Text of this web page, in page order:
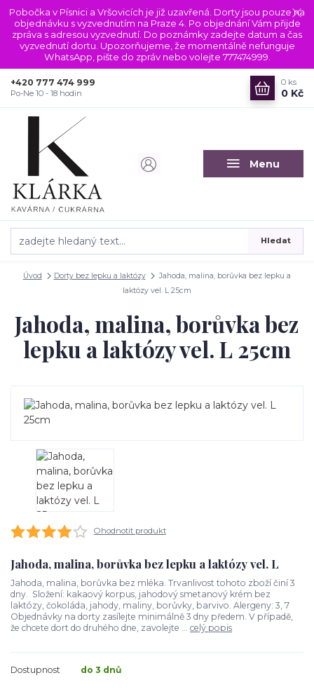
Pobočka v Písnici a Vršovicích je již uzavřená. Dorty jsou pouze na
objednávku s vyzvednutím na Praze 4. Po objednání Vám přijde
zpráva s adresou vyzvednutí. Do poznámky zadejte datum a čas
vyzvednutí dortu. Upozorňujeme, že momentálně nefunguje
WhatsApp, pište do zpráv nebo volejte 777474999.
Menu
Hledat
+420 777 474 999
Po-Ne 10 - 18 hodin
0 ks
0 Kč
Úvod Dorty bez lepku a laktózy
Jahoda, malina, borůvka bez lepku a
laktózy vel. L 25cm
Jahoda, malina, borůvka bez
lepku a laktózy vel. L 25cm
Ohodnotit produkt
Jahoda, malina, borůvka bez lepku a laktózy vel. L
Jahoda, malina, borůvka bez mléka. Trvanlivost tohoto zboží činí 3
dny. Složení: kakaový korpus, jahodový smetanový krém bez
laktózy, čokoláda, jahody, maliny, borůvky, barvivo. Alergeny: 3, 7
Objednávky na dorty zasílejte minimálně 3 dny předem. V případě,
že chcete dort do druhého dne, zavolejte ... celý popis
Dostupnost do 3 dnů